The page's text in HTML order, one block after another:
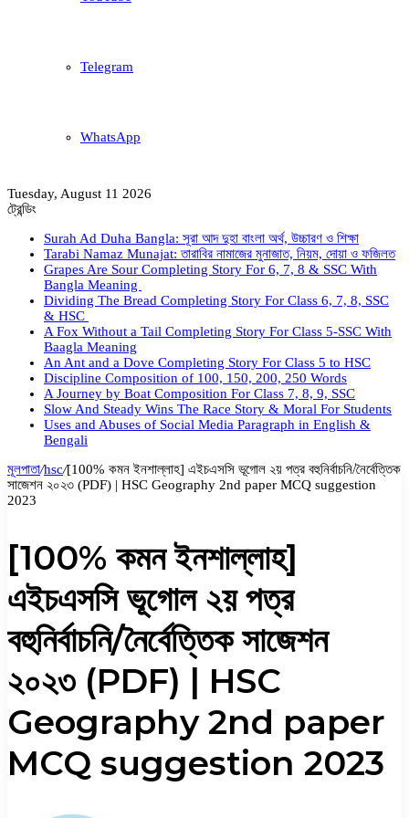
Telegram
WhatsApp
Tuesday, August 11 2026
ট্রেন্ডিং
Surah Ad Duha Bangla: সূরা আদ দুহা বাংলা অর্থ, উচ্চারণ ও শিক্ষা
Tarabi Namaz Munajat: তারাবির নামাজের মুনাজাত, নিয়ম, দোয়া ও ফজিলত
Grapes Are Sour Completing Story For 6, 7, 8 & SSC With
Bangla Meaning
Dividing The Bread Completing Story For Class 6, 7, 8, SSC
& HSC
A Fox Without a Tail Completing Story For Class 5-SSC With
Baagla Meaning
An Ant and a Dove Completing Story For Class 5 to HSC
Discipline Composition of 100, 150, 200, 250 Words
A Journey by Boat Composition For Class 7, 8, 9, SSC
Slow And Steady Wins The Race Story & Moral For Students
Uses and Abuses of Social Media Paragraph in English &
Bengali
মূলপাতা/hsc/[100% কমন ইনশাল্লাহ] এইচএসসি ভূগোল ২য় পত্র বহুনির্বাচনি/নৈর্বেত্তিক
সাজেশন ২০২৩ (PDF) | HSC Geography 2nd paper MCQ suggestion
2023
[100% কমন ইনশাল্লাহ]
এইচএসসি ভূগোল ২য় পত্র
বহুনির্বাচনি/নৈর্বেত্তিক সাজেশন
২০২৩ (PDF) | HSC
Geography 2nd paper
MCQ suggestion 2023